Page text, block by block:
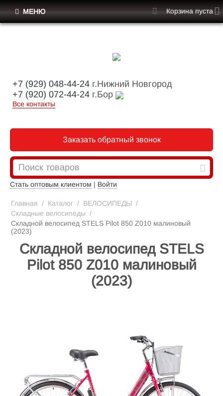
+7 (929) 048-44-24 г.Нижний Новгород
+7 (920) 072-44-24 г.Бор
Все контакты
Заказать обратный звонок
Стать оптовым клиентом | Войти
МЕНЮ Корзина пуста
Главная / Каталог / ВЕЛОСИПЕДЫ /
Складные велосипеды /
Складной велосипед STELS Pilot 850 Z010 малиновый
(2023)
Складной велосипед STELS
Pilot 850 Z010 малиновый
(2023)